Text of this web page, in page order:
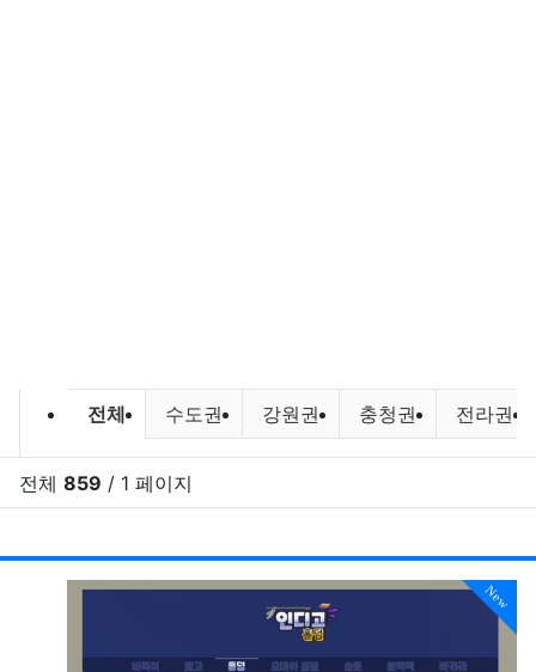
바다낚시,원투낚시,배낚시 포인트
전체 수도권 강원권 충청권 전라권
전체 859 / 1 페이지
New